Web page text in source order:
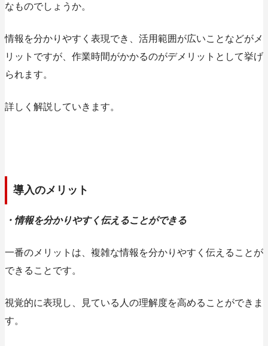
なものでしょうか。
情報を分かりやすく表現でき、活用範囲が広いことなどがメ
リットですが、作業時間がかかるのがデメリットとして挙げ
られます。
詳しく解説していきます。
導入のメリット
・情報を分かりやすく伝えることができる
一番のメリットは、 複雑な情報を分かりやすく伝えることが
できること です。
視覚的に表現し、見ている人の理解度を高めることができま
す。